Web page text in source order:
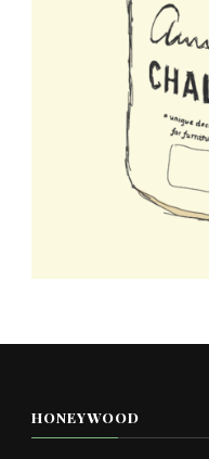
HONEYWOOD